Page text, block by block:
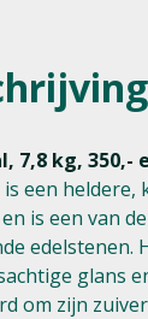
7,8 kg, 350,-
een heldere,
is een van
edelstenen.
glans
om zijn